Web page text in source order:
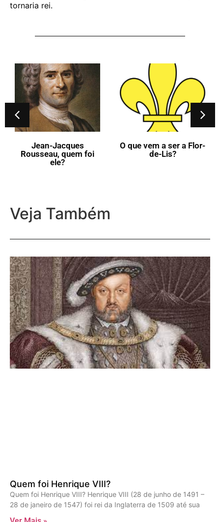
tornaria rei.
Jean-Jacques
Rousseau, quem foi
ele?
O que vem a ser a Flor-
de-Lis?
Veja Também
Quem foi Henrique VIII?
Quem foi Henrique VIII? Henrique VIII (28 de junho de 1491 –
28 de janeiro de 1547) foi rei da Inglaterra de 1509 até sua